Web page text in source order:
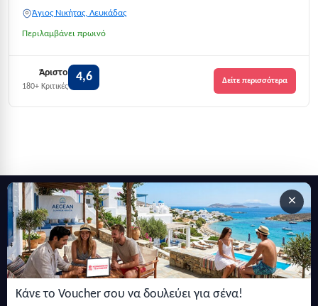
Άγιος Νικήτας, Λευκάδας
Περιλαμβάνει πρωινό
Άριστο
180+ Κριτικές
4,6 Δείτε περισσότερα
×
Κάνε το Voucher σου να δουλεύει για σένα!
Εγγραφείτε στο newsletter μας
Μείνετε ενημερωμένοι με τις τελευταίες ειδήσεις, ανακοινώσεις
και άρθρα.